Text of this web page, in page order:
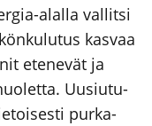
alal­la val­lit­si
kas­vaa
ete­ne­vät ja
Uusiu­tu­
pur­ka­